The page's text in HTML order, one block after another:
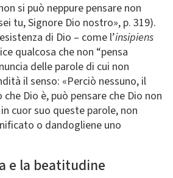
si può neppure pensare non
tu, Signore Dio nostro», p. 319).
di Dio – come l’insipiens
qualcosa che non “pensa
delle parole di cui non
il senso: «Perciò nessuno, il
Dio è, può pensare che Dio non
cuor suo queste parole, non
o dandogliene uno
e la beatitudine